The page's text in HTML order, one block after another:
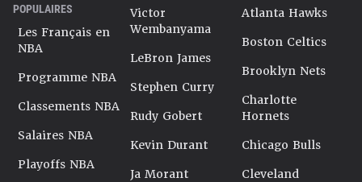
POPULAIRES
Les Français en
NBA
Programme NBA
Classements NBA
Salaires NBA
Playoffs NBA
Victor
Wembanyama
LeBron James
Stephen Curry
Rudy Gobert
Kevin Durant
Ja Morant
Atlanta Hawks
Boston Celtics
Brooklyn Nets
Charlotte
Hornets
Chicago Bulls
Cleveland